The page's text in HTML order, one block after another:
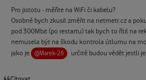
Pro jistotu - měříte na WiFi či kabelu?
Osobně bych zkusil změřit na netmetr.cz a
pod 300Mbit (po restartu) tak bych to řítil na
nemusela být na škodu kontrola útlumu na
jako je
@Marek-26 určitě budou vědět jestli